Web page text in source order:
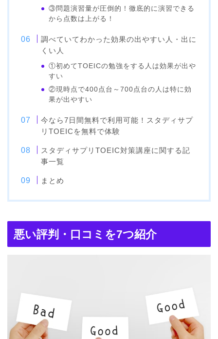
③問題演習量が圧倒的！徹底的に演習できる
から点数は上がる！
調べていてわかった効果の出やすい人・出に
くい人
①初めてTOEICの勉強をする人は効果が出や
すい
②現時点で400点台～700点台の人は特に効
果が出やすい
今なら7日間無料で利用可能！スタディサプ
リTOEICを無料で体験
スタディサプリTOEIC対策講座に関する記
事一覧
まとめ
悪い評判・口コミを7つ紹介